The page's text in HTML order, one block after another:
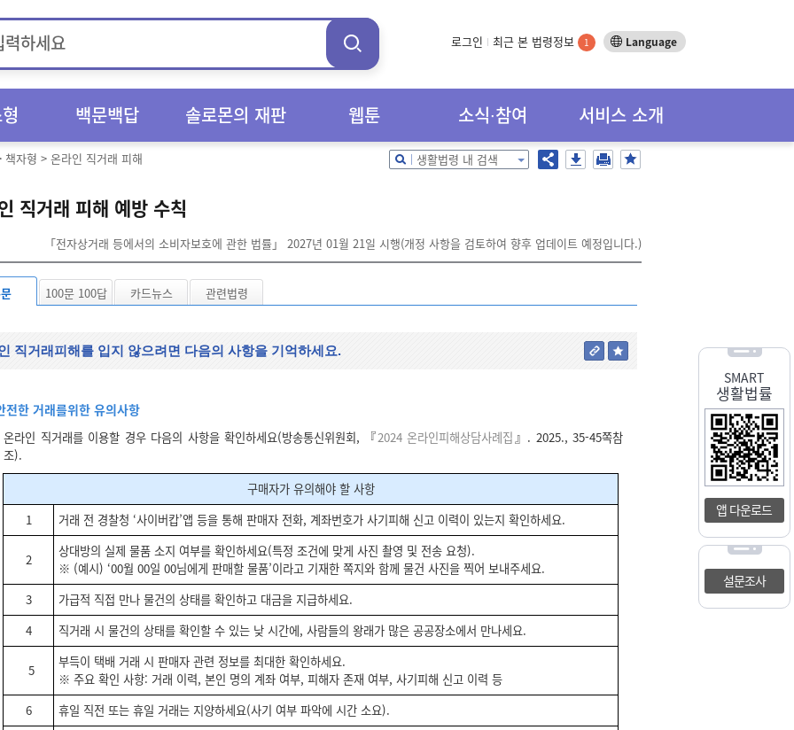
로그인 최근 본 법령정보 1 Language
백문백답 솔로몬의 재판 웹툰 소식∙참여 서비스 소개
SMART
생활법률
앱 다운로드
설문조사
책자형 > 온라인 직거래 피해 생활법령 내 검색
직거래 피해 예방 수칙
「전자상거래 등에서의 소비자보호에 관한 법률」 2027년 01월 21일 시행(개정 사항을 검토하여 향후 업데이트 예정입니다.)
100문 100답 카드뉴스 관련법령
직거래피해를 입지 않으려면 다음의 사항을 기억하세요.
전한 거래를위한 유의사항
온라인 직거래를 이용할 경우 다음의 사항을 확인하세요(방송통신위원회, 『2024 온라인피해상담사례집』. 2025., 35-45쪽참
조).
구매자가 유의해야 할 사항
1
거래 전 경찰청 ‘사이버캅’앱 등을 통해 판매자 전화, 계좌번호가 사기피해 신고 이력이 있는지 확인하세요.
2
상대방의 실제 물품 소지 여부를 확인하세요(특정 조건에 맞게 사진 촬영 및 전송 요청).
※ (예시) ‘00월 00일 00님에게 판매할 물품’이라고 기재한 쪽지와 함께 물건 사진을 찍어 보내주세요.
3
가급적 직접 만나 물건의 상태를 확인하고 대금을 지급하세요.
4
직거래 시 물건의 상태를 확인할 수 있는 낮 시간에, 사람들의 왕래가 많은 공공장소에서 만나세요.
5
부득이 택배 거래 시 판매자 관련 정보를 최대한 확인하세요.
※ 주요 확인 사항: 거래 이력, 본인 명의 계좌 여부, 피해자 존재 여부, 사기피해 신고 이력 등
6
휴일 직전 또는 휴일 거래는 지양하세요(사기 여부 파악에 시간 소요).